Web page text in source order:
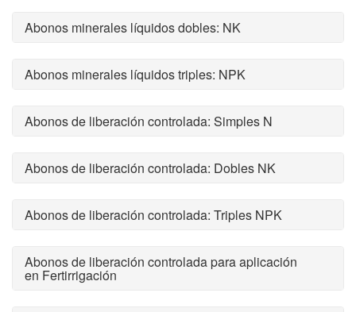
Abonos minerales líquidos dobles: NK
Abonos minerales líquidos triples: NPK
Abonos de liberación controlada: Simples N
Abonos de liberación controlada: Dobles NK
Abonos de liberación controlada: Triples NPK
Abonos de liberación controlada para aplicación
en Fertirrigación